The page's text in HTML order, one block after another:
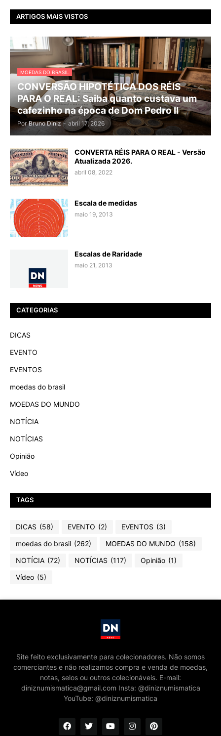
ARTIGOS MAIS VISTOS
MOEDAS DO BRASIL
CONVERSÃO HIPOTÉTICA DOS RÉIS
PARA O REAL: Saiba quanto custava um
cafezinho na época de Dom Pedro II
Por Bruno Diniz - abril 17, 2026
CONVERTA RÉIS PARA O REAL - Versão
Atualizada 2026.
abril 08, 2022
Escala de medidas
maio 19, 2013
Escalas de Raridade
maio 21, 2013
CATEGORIAS
DICAS
EVENTO
EVENTOS
moedas do brasil
MOEDAS DO MUNDO
NOTÍCIA
NOTÍCIAS
Opinião
Vídeo
TAGS
DICAS (58) EVENTO (2) EVENTOS (3)
moedas do brasil (262) MOEDAS DO MUNDO (158)
NOTÍCIA (72) NOTÍCIAS (117) Opinião (1)
Vídeo (5)
Site feito exclusivamente para colecionadores. Não somos
comerciantes e não realizamos compra e venda de moedas,
notas, selos ou outros colecionáveis. E-mail:
diniznumismatica@gmail.com Insta: @diniznumismatica
YouTube: @diniznumismatica